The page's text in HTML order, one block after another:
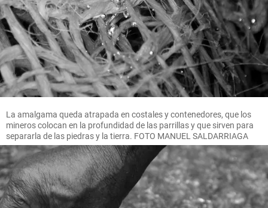
La amalgama queda atrapada en costales y contenedores, que los
mineros colocan en la profundidad de las parrillas y que sirven para
separarla de las piedras y la tierra. FOTO MANUEL SALDARRIAGA